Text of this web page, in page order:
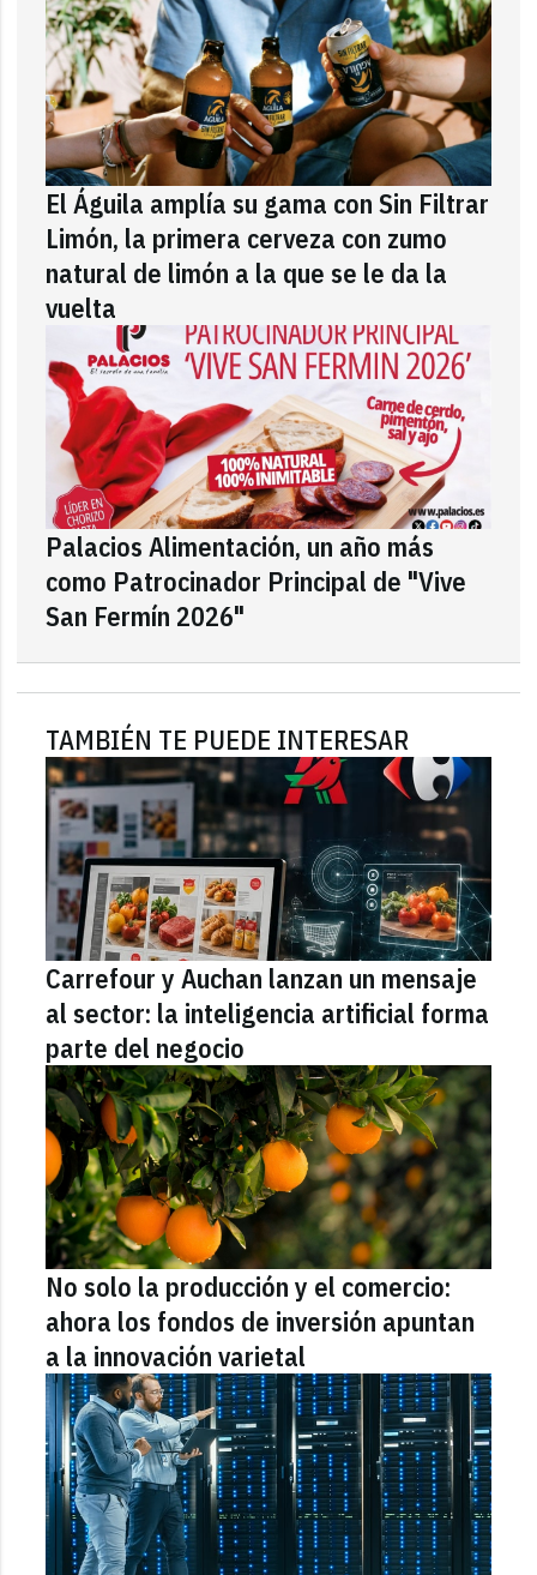
El Águila amplía su gama con Sin Filtrar
Limón, la primera cerveza con zumo
natural de limón a la que se le da la
vuelta
Palacios Alimentación, un año más
como Patrocinador Principal de "Vive
San Fermín 2026"
TAMBIÉN TE PUEDE INTERESAR
Carrefour y Auchan lanzan un mensaje
al sector: la inteligencia artificial forma
parte del negocio
No solo la producción y el comercio:
ahora los fondos de inversión apuntan
a la innovación varietal